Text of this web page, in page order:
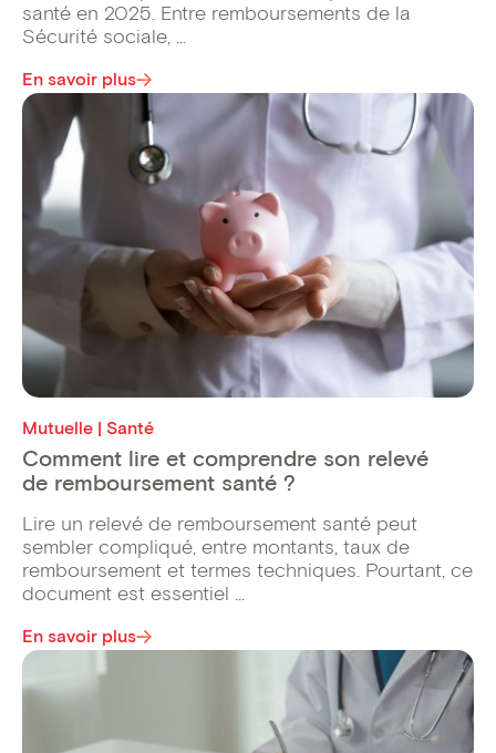
santé en 2025. Entre remboursements de la
Sécurité sociale, ...
En savoir plus
Mutuelle | Santé
Comment lire et comprendre son relevé
de remboursement santé ?
Lire un relevé de remboursement santé peut
sembler compliqué, entre montants, taux de
remboursement et termes techniques. Pourtant, ce
document est essentiel ...
En savoir plus